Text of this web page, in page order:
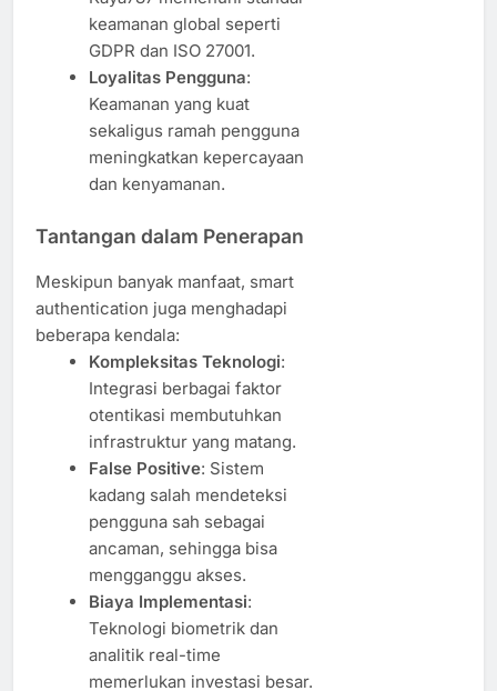
keamanan global seperti
GDPR dan ISO 27001.
Loyalitas Pengguna:
Keamanan yang kuat
sekaligus ramah pengguna
meningkatkan kepercayaan
dan kenyamanan.
Tantangan dalam Penerapan
Meskipun banyak manfaat, smart
authentication juga menghadapi
beberapa kendala:
Kompleksitas Teknologi:
Integrasi berbagai faktor
otentikasi membutuhkan
infrastruktur yang matang.
False Positive: Sistem
kadang salah mendeteksi
pengguna sah sebagai
ancaman, sehingga bisa
mengganggu akses.
Biaya Implementasi:
Teknologi biometrik dan
analitik real-time
memerlukan investasi besar.